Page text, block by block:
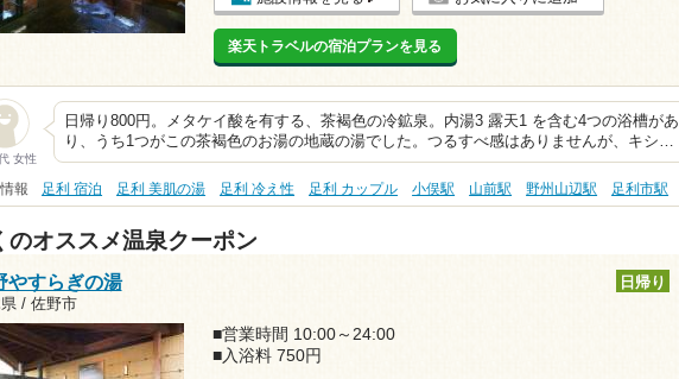
楽天トラベルの宿泊プランを見る
女性
日帰り800円。メタケイ酸を有する、茶褐色の冷鉱泉。内湯3 露天1 を含む4つの浴槽があ
り、うち1つがこの茶褐色のお湯の地蔵の湯でした。つるすべ感はありませんが、キシ…
報 足利 宿泊 足利 美肌の湯 足利 冷え性 足利 カップル 小俣駅 山前駅 野州山辺駅 足利市駅
のオススメ温泉クーポン
やすらぎの湯
/ 佐野市
日帰り
■営業時間 10:00～24:00
■入浴料 750円